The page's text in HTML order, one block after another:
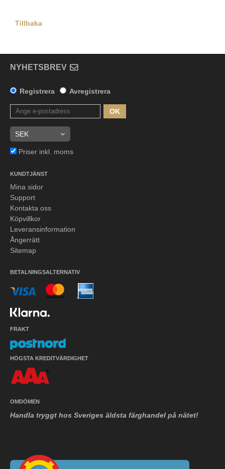
Tillbaka
NYHETSBREV
Registrera Avregistrera
OK
Priser inkl. moms
KUNDTJÄNST
Mina sidor
Support
Kontakta oss
Köpvillkor
Leveransinformation
Ångerrätt
Sitemap
BETALNINGSALTERNATIV
FRAKT
HÖGSTA KREDITVÄRDIGHET
OMDÖMEN
Handla tryggt hos Sveriges äldsta färghandel på nätet!